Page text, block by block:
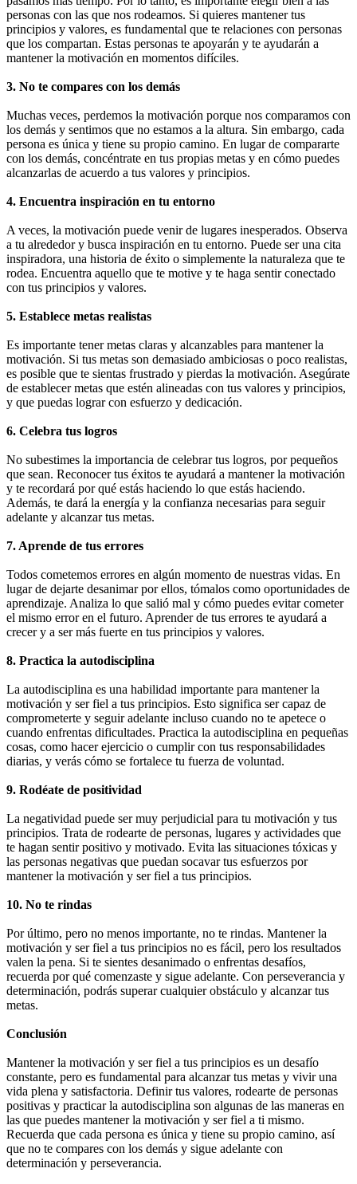
personas con las que nos rodeamos. Si quieres mantener tus
principios y valores, es fundamental que te relaciones con personas
que los compartan. Estas personas te apoyarán y te ayudarán a
mantener la motivación en momentos difíciles.
3. No te compares con los demás
Muchas veces, perdemos la motivación porque nos comparamos con
los demás y sentimos que no estamos a la altura. Sin embargo, cada
persona es única y tiene su propio camino. En lugar de compararte
con los demás, concéntrate en tus propias metas y en cómo puedes
alcanzarlas de acuerdo a tus valores y principios.
4. Encuentra inspiración en tu entorno
A veces, la motivación puede venir de lugares inesperados. Observa
a tu alrededor y busca inspiración en tu entorno. Puede ser una cita
inspiradora, una historia de éxito o simplemente la naturaleza que te
rodea. Encuentra aquello que te motive y te haga sentir conectado
con tus principios y valores.
5. Establece metas realistas
Es importante tener metas claras y alcanzables para mantener la
motivación. Si tus metas son demasiado ambiciosas o poco realistas,
es posible que te sientas frustrado y pierdas la motivación. Asegúrate
de establecer metas que estén alineadas con tus valores y principios,
y que puedas lograr con esfuerzo y dedicación.
6. Celebra tus logros
No subestimes la importancia de celebrar tus logros, por pequeños
que sean. Reconocer tus éxitos te ayudará a mantener la motivación
y te recordará por qué estás haciendo lo que estás haciendo.
Además, te dará la energía y la confianza necesarias para seguir
adelante y alcanzar tus metas.
7. Aprende de tus errores
Todos cometemos errores en algún momento de nuestras vidas. En
lugar de dejarte desanimar por ellos, tómalos como oportunidades de
aprendizaje. Analiza lo que salió mal y cómo puedes evitar cometer
el mismo error en el futuro. Aprender de tus errores te ayudará a
crecer y a ser más fuerte en tus principios y valores.
8. Practica la autodisciplina
La autodisciplina es una habilidad importante para mantener la
motivación y ser fiel a tus principios. Esto significa ser capaz de
comprometerte y seguir adelante incluso cuando no te apetece o
cuando enfrentas dificultades. Practica la autodisciplina en pequeñas
cosas, como hacer ejercicio o cumplir con tus responsabilidades
diarias, y verás cómo se fortalece tu fuerza de voluntad.
9. Rodéate de positividad
La negatividad puede ser muy perjudicial para tu motivación y tus
principios. Trata de rodearte de personas, lugares y actividades que
te hagan sentir positivo y motivado. Evita las situaciones tóxicas y
las personas negativas que puedan socavar tus esfuerzos por
mantener la motivación y ser fiel a tus principios.
10. No te rindas
Por último, pero no menos importante, no te rindas. Mantener la
motivación y ser fiel a tus principios no es fácil, pero los resultados
valen la pena. Si te sientes desanimado o enfrentas desafíos,
recuerda por qué comenzaste y sigue adelante. Con perseverancia y
determinación, podrás superar cualquier obstáculo y alcanzar tus
metas.
Conclusión
Mantener la motivación y ser fiel a tus principios es un desafío
constante, pero es fundamental para alcanzar tus metas y vivir una
vida plena y satisfactoria. Definir tus valores, rodearte de personas
positivas y practicar la autodisciplina son algunas de las maneras en
las que puedes mantener la motivación y ser fiel a ti mismo.
Recuerda que cada persona es única y tiene su propio camino, así
que no te compares con los demás y sigue adelante con
determinación y perseverancia.